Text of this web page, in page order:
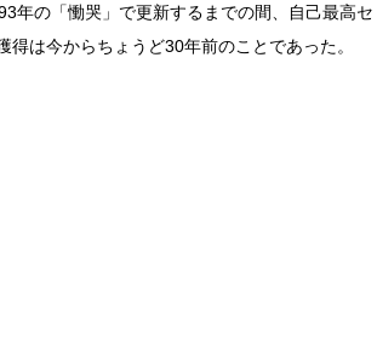
年の「慟哭」で更新するまでの間、自己最高セ
は今からちょうど30年前のことであった。